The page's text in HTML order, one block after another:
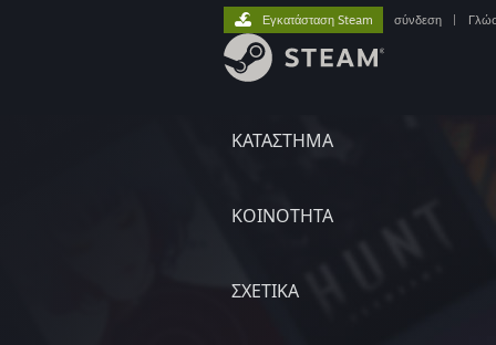
ΚΑΤΑΣΤΗΜΑ
ΚΟΙΝΟΤΗΤΑ
ΣΧΕΤΙΚΆ
Εγκατάσταση Steam σύνδεση